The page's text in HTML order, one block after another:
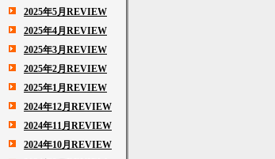
2025年5月REVIEW
2025年4月REVIEW
2025年3月REVIEW
2025年2月REVIEW
2025年1月REVIEW
2024年12月REVIEW
2024年11月REVIEW
2024年10月REVIEW